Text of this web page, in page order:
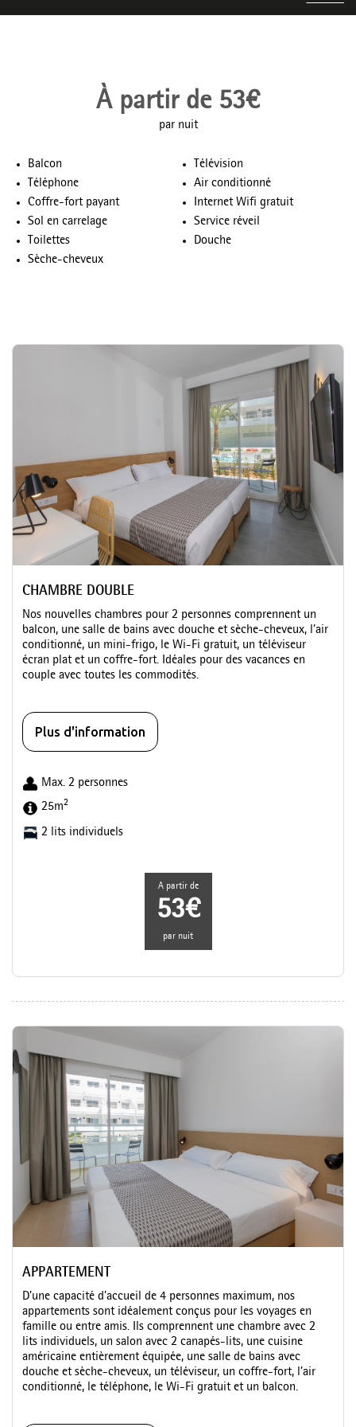
À partir de 53€
par nuit
Balcon
Télévision
Téléphone
Air conditionné
Coffre-fort payant
Internet Wifi gratuit
Sol en carrelage
Service réveil
Toilettes
Douche
Sèche-cheveux
CHAMBRE DOUBLE
Nos nouvelles chambres pour 2 personnes comprennent un
balcon, une salle de bains avec douche et sèche-cheveux, l’air
conditionné, un mini-frigo, le Wi-Fi gratuit, un téléviseur
écran plat et un coffre-fort. Idéales pour des vacances en
couple avec toutes les commodités.
Plus d'information
Max. 2 personnes
25m2
2 lits individuels
A partir de
53€
par nuit
APPARTEMENT
D’une capacité d’accueil de 4 personnes maximum, nos
appartements sont idéalement conçus pour les voyages en
famille ou entre amis. Ils comprennent une chambre avec 2
lits individuels, un salon avec 2 canapés-lits, une cuisine
américaine entièrement équipée, une salle de bains avec
douche et sèche-cheveux, un téléviseur, un coffre-fort, l’air
conditionné, le téléphone, le Wi-Fi gratuit et un balcon.